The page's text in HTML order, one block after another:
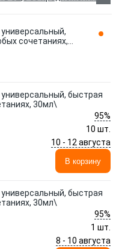
сочетаниях,
быстрая
30мл\
95%
10 шт.
10 - 12 августа
В корзину
быстрая
30мл\
95%
1 шт.
8 - 10 августа